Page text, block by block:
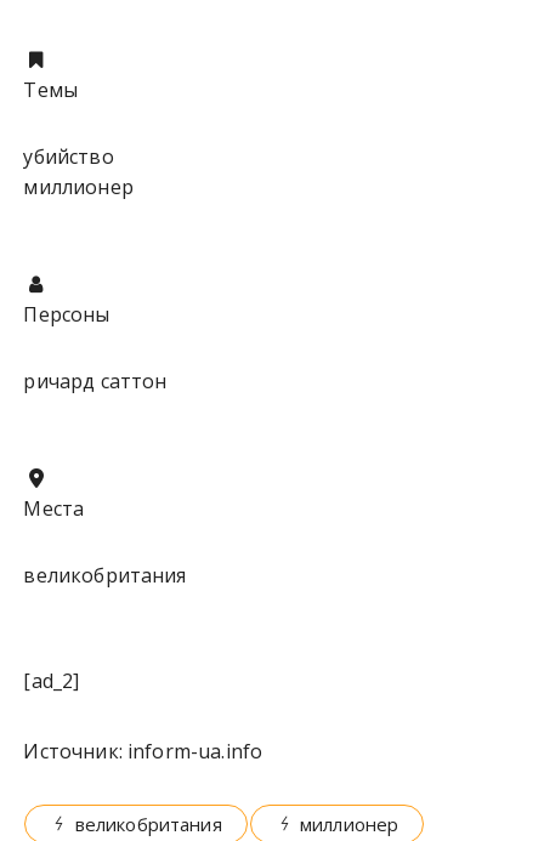
Темы
убийство
миллионер
Персоны
ричард саттон
Места
великобритания
[ad_2]
Источник: inform-ua.info
великобритания миллионер